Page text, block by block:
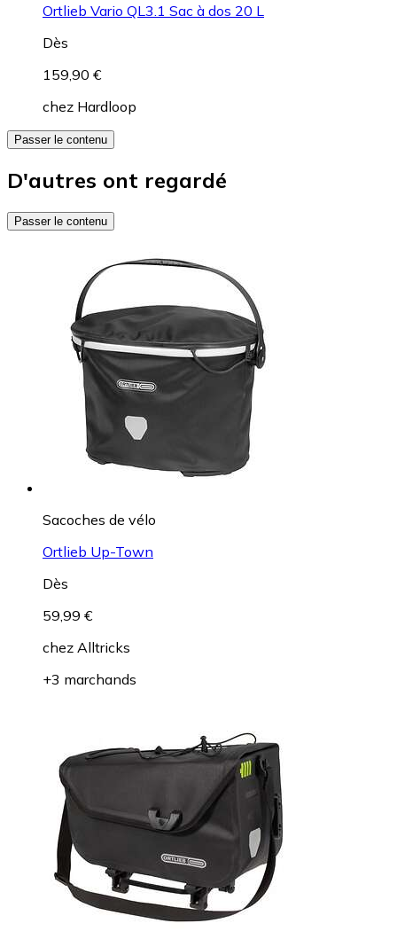
Ortlieb Vario QL3.1 Sac à dos 20 L
Dès
159,90 €
chez Hardloop
Passer le contenu
D'autres ont regardé
Passer le contenu
Sacoches de vélo
Ortlieb Up-Town
Dès
59,99 €
chez Alltricks
+3 marchands